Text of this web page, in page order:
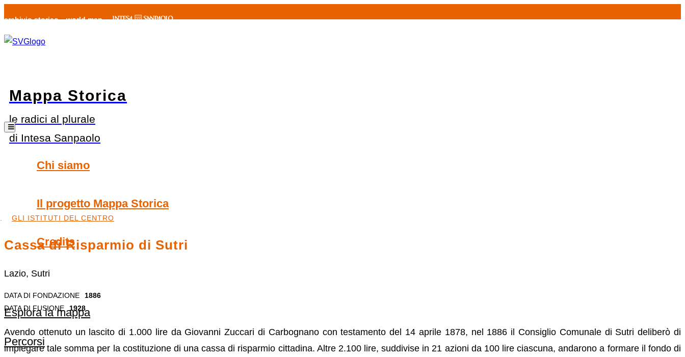
archivio storico world map
Mappa Storica
le radici al plurale
di Intesa Sanpaolo
Chi siamo
Il progetto Mappa Storica
Credits
Esplora la mappa
Percorsi
GLI ISTITUTI DEL CENTRO
Cassa di Risparmio di Sutri
Lazio, Sutri
DATA DI FONDAZIONE
1886
DATA DI FUSIONE 1928
Avendo ottenuto un lascito di 1.000 lire da Giovanni Zuccari di Carbognano con testamento del 14 aprile 1878, nel 1886 il Consiglio Comunale di Sutri deliberò di
impiegare tale somma per la costituzione di una cassa di risparmio cittadina. Altre 2.100 lire, suddivise in 21 azioni da 100 lire ciascuna, andarono a formare il fondo di